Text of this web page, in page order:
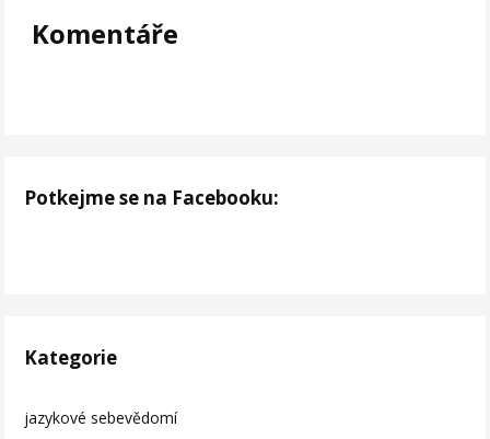
Komentáře
Potkejme se na Facebooku:
Kategorie
jazykové sebevědomí